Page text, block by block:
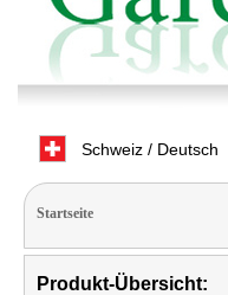
Schweiz / Deutsch
Startseite
Produkt-Übersicht: